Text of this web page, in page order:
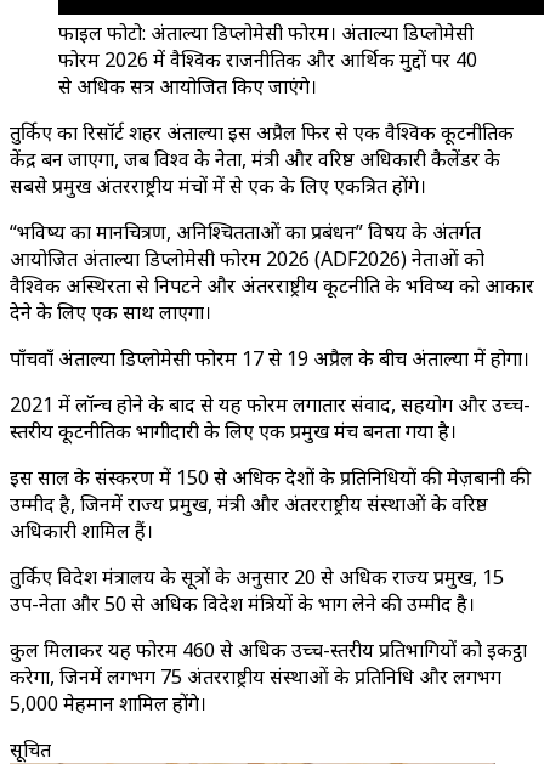
फाइल फोटो: अंताल्या डिप्लोमेसी फोरम। अंताल्या डिप्लोमेसी
फोरम 2026 में वैश्विक राजनीतिक और आर्थिक मुद्दों पर 40
से अधिक सत्र आयोजित किए जाएंगे।
तुर्किए का रिसॉर्ट शहर अंताल्या इस अप्रैल फिर से एक वैश्विक कूटनीतिक
केंद्र बन जाएगा, जब विश्व के नेता, मंत्री और वरिष्ठ अधिकारी कैलेंडर के
सबसे प्रमुख अंतरराष्ट्रीय मंचों में से एक के लिए एकत्रित होंगे।
“भविष्य का मानचित्रण, अनिश्चितताओं का प्रबंधन” विषय के अंतर्गत
आयोजित अंताल्या डिप्लोमेसी फोरम 2026 (ADF2026) नेताओं को
वैश्विक अस्थिरता से निपटने और अंतरराष्ट्रीय कूटनीति के भविष्य को आकार
देने के लिए एक साथ लाएगा।
पाँचवाँ अंताल्या डिप्लोमेसी फोरम 17 से 19 अप्रैल के बीच अंताल्या में होगा।
2021 में लॉन्च होने के बाद से यह फोरम लगातार संवाद, सहयोग और उच्च-
स्तरीय कूटनीतिक भागीदारी के लिए एक प्रमुख मंच बनता गया है।
इस साल के संस्करण में 150 से अधिक देशों के प्रतिनिधियों की मेज़बानी की
उम्मीद है, जिनमें राज्य प्रमुख, मंत्री और अंतरराष्ट्रीय संस्थाओं के वरिष्ठ
अधिकारी शामिल हैं।
तुर्किए विदेश मंत्रालय के सूत्रों के अनुसार 20 से अधिक राज्य प्रमुख, 15
उप-नेता और 50 से अधिक विदेश मंत्रियों के भाग लेने की उम्मीद है।
कुल मिलाकर यह फोरम 460 से अधिक उच्च-स्तरीय प्रतिभागियों को इकट्ठा
करेगा, जिनमें लगभग 75 अंतरराष्ट्रीय संस्थाओं के प्रतिनिधि और लगभग
5,000 मेहमान शामिल होंगे।
सूचित